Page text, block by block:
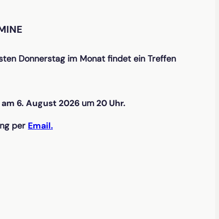
Donnerstag im Monat findet ein Treffen
am 6. August 2026 um20 Uhr.
per Email.